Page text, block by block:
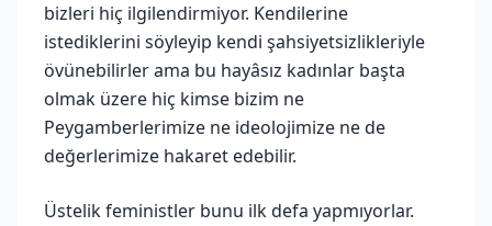
bizleri hiç ilgilendirmiyor. Kendilerine
istediklerini söyleyip kendi şahsiyetsizlikleriyle
övünebilirler ama bu hayâsız kadınlar başta
olmak üzere hiç kimse bizim ne
Peygamberlerimize ne ideolojimize ne de
değerlerimize hakaret edebilir.
Üstelik feministler bunu ilk defa yapmıyorlar.